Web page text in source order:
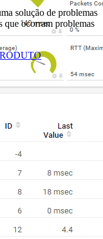
solução de problemas
que ocorram problemas